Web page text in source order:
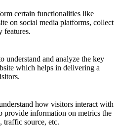
certain functionalities like
on social media platforms, collect
features.
understand and analyze the key
which helps in delivering a
how visitors interact with
provide information on metrics the
traffic source, etc.